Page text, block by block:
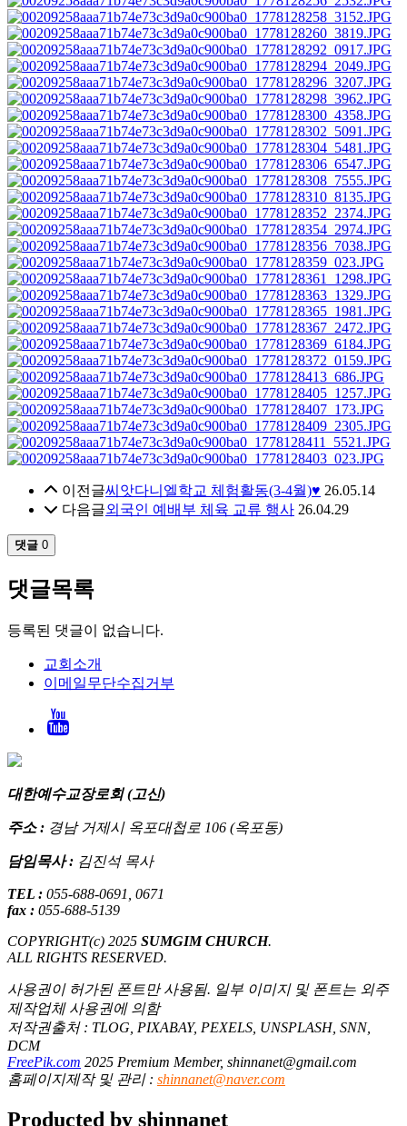
이전글씨앗다니엘학교 체험활동(3-4월)♥ 26.05.14
다음글외국인 예배부 체육 교류 행사 26.04.29
댓글 0
댓글목록
등록된 댓글이 없습니다.
교회소개
이메일무단수집거부
대한예수교장로회 (고신)
주소 : 경남 거제시 옥포대첩로 106 (옥포동)
담임목사 : 김진석 목사
TEL : 055-688-0691, 0671
fax : 055-688-5139
COPYRIGHT(c) 2025 SUMGIM CHURCH.
ALL RIGHTS RESERVED.
사용권이 허가된 폰트만 사용됨. 일부 이미지 및 폰트는 외주
제작업체 사용권에 의함
저작권출처 : TLOG, PIXABAY, PEXELS, UNSPLASH, SNN,
DCM
FreePik.com 2025 Premium Member, shinnanet@gmail.com
홈페이지제작 및 관리 : shinnanet@naver.com
Producted by shinnanet